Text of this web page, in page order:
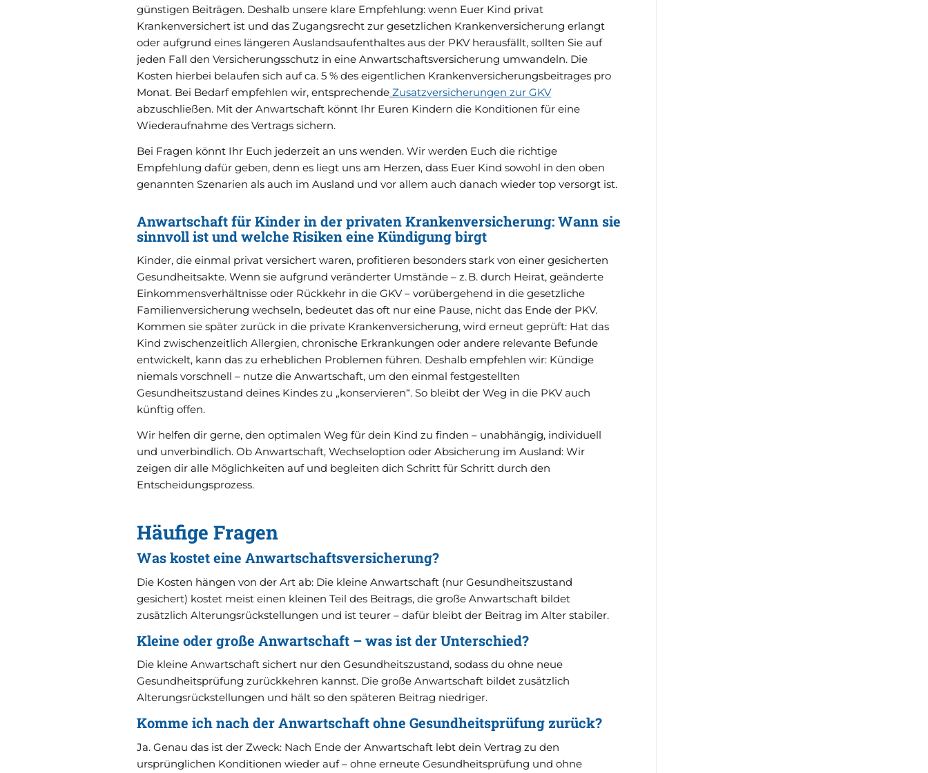
günstigen Beiträgen. Deshalb unsere klare Empfehlung: wenn Euer Kind privat
Krankenversichert ist und das Zugangsrecht zur gesetzlichen Krankenversicherung erlangt
oder aufgrund eines längeren Auslandsaufenthaltes aus der PKV herausfällt, sollten Sie auf
jeden Fall den Versicherungsschutz in eine Anwartschaftsversicherung umwandeln. Die
Kosten hierbei belaufen sich auf ca. 5 % des eigentlichen Krankenversicherungsbeitrages pro
Monat. Bei Bedarf empfehlen wir, entsprechende Zusatzversicherungen zur GKV
abzuschließen. Mit der Anwartschaft könnt Ihr Euren Kindern die Konditionen für eine
Wiederaufnahme des Vertrags sichern.
Bei Fragen könnt Ihr Euch jederzeit an uns wenden. Wir werden Euch die richtige
Empfehlung dafür geben, denn es liegt uns am Herzen, dass Euer Kind sowohl in den oben
genannten Szenarien als auch im Ausland und vor allem auch danach wieder top versorgt ist.
Anwartschaft für Kinder in der privaten Krankenversicherung: Wann sie
sinnvoll ist und welche Risiken eine Kündigung birgt
Kinder, die einmal privat versichert waren, profitieren besonders stark von einer gesicherten
Gesundheitsakte. Wenn sie aufgrund veränderter Umstände – z. B. durch Heirat, geänderte
Einkommensverhältnisse oder Rückkehr in die GKV – vorübergehend in die gesetzliche
Familienversicherung wechseln, bedeutet das oft nur eine Pause, nicht das Ende der PKV.
Kommen sie später zurück in die private Krankenversicherung, wird erneut geprüft: Hat das
Kind zwischenzeitlich Allergien, chronische Erkrankungen oder andere relevante Befunde
entwickelt, kann das zu erheblichen Problemen führen. Deshalb empfehlen wir: Kündige
niemals vorschnell – nutze die Anwartschaft, um den einmal festgestellten
Gesundheitszustand deines Kindes zu „konservieren“. So bleibt der Weg in die PKV auch
künftig offen.
Wir helfen dir gerne, den optimalen Weg für dein Kind zu finden – unabhängig, individuell
und unverbindlich. Ob Anwartschaft, Wechseloption oder Absicherung im Ausland: Wir
zeigen dir alle Möglichkeiten auf und begleiten dich Schritt für Schritt durch den
Entscheidungsprozess.
Häufige Fragen
Was kostet eine Anwartschaftsversicherung?
Die Kosten hängen von der Art ab: Die kleine Anwartschaft (nur Gesundheitszustand
gesichert) kostet meist einen kleinen Teil des Beitrags, die große Anwartschaft bildet
zusätzlich Alterungsrückstellungen und ist teurer – dafür bleibt der Beitrag im Alter stabiler.
Kleine oder große Anwartschaft – was ist der Unterschied?
Die kleine Anwartschaft sichert nur den Gesundheitszustand, sodass du ohne neue
Gesundheitsprüfung zurückkehren kannst. Die große Anwartschaft bildet zusätzlich
Alterungsrückstellungen und hält so den späteren Beitrag niedriger.
Komme ich nach der Anwartschaft ohne Gesundheitsprüfung zurück?
Ja. Genau das ist der Zweck: Nach Ende der Anwartschaft lebt dein Vertrag zu den
ursprünglichen Konditionen wieder auf – ohne erneute Gesundheitsprüfung und ohne